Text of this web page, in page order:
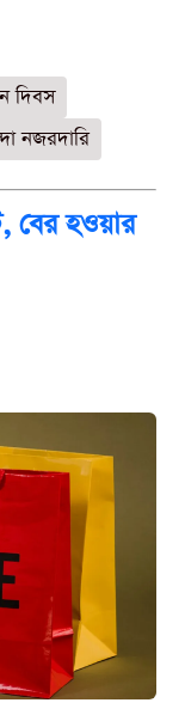
দিবস
নজরদারি
বের হওয়ার